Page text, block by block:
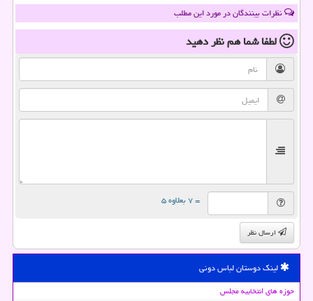
نظرات بینندگان در مورد این مطلب
لطفا شما همنظر دهید
= ۷ بعلاوه ۵
ارسال نظر
لینک دوستان لباس دونی
حوزه های انتخابیه مجلس